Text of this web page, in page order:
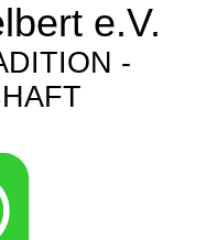
e.V.
-